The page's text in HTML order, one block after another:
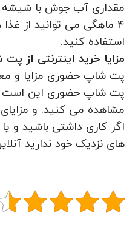
مقداری آب جوش با شیشه
4 ماهگی می توانید از
استفاده کنید.
مزایا خرید اینترنتی از
پت شاپ حضوری مزایا و
پت شاپ حضوری این است
مشاهده می کنید. و
اگر کاری داشتی باشید
های نزدیک خود ندارید